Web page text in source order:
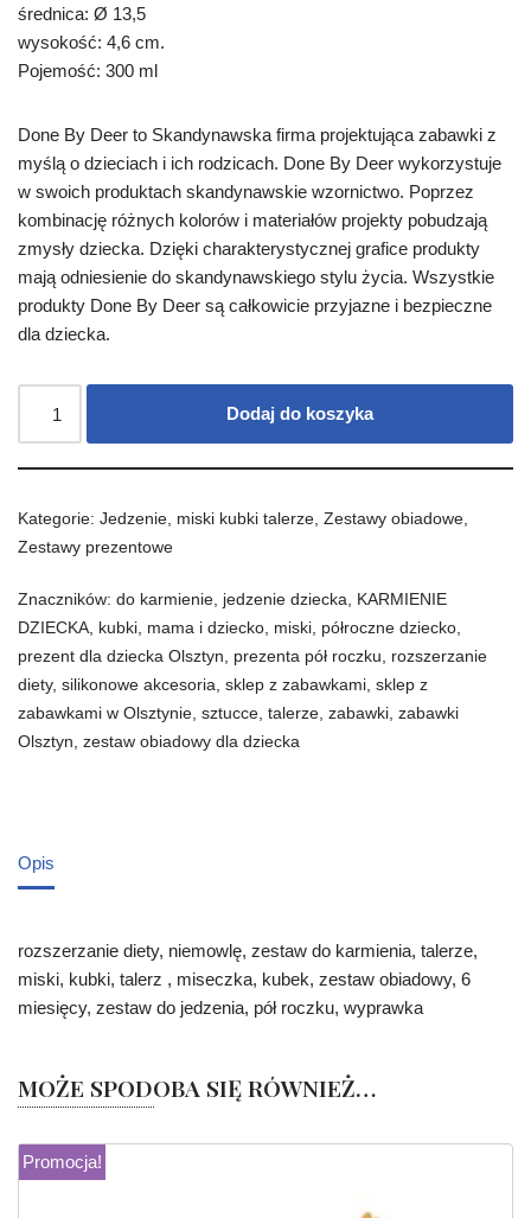
średnica: Ø 13,5
wysokość: 4,6 cm.
Pojemość: 300 ml
Done By Deer to Skandynawska firma projektująca zabawki z
myślą o dzieciach i ich rodzicach. Done By Deer wykorzystuje
w swoich produktach skandynawskie wzornictwo. Poprzez
kombinację różnych kolorów i materiałów projekty pobudzają
zmysły dziecka. Dzięki charakterystycznej grafice produkty
mają odniesienie do skandynawskiego stylu życia. Wszystkie
produkty Done By Deer są całkowicie przyjazne i bezpieczne
dla dziecka.
Dodaj do koszyka
Kategorie: Jedzenie, miski kubki talerze, Zestawy obiadowe,
Zestawy prezentowe
Znaczników: do karmienie, jedzenie dziecka, KARMIENIE
DZIECKA, kubki, mama i dziecko, miski, półroczne dziecko,
prezent dla dziecka Olsztyn, prezenta pół roczku, rozszerzanie
diety, silikonowe akcesoria, sklep z zabawkami, sklep z
zabawkami w Olsztynie, sztucce, talerze, zabawki, zabawki
Olsztyn, zestaw obiadowy dla dziecka
Opis
rozszerzanie diety, niemowlę, zestaw do karmienia, talerze,
miski, kubki, talerz , miseczka, kubek, zestaw obiadowy, 6
miesięcy, zestaw do jedzenia, pół roczku, wyprawka
MOŻE SPODOBA SIĘ RÓWNIEŻ…
Promocja!